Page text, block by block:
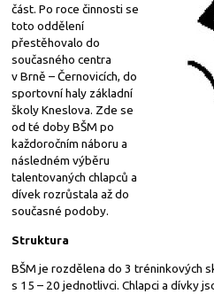
část. Po roce činnosti se
toto oddělení
přestěhovalo do
současného centra
v Brně – Černovicích, do
sportovní haly základní
školy Kneslova. Zde se
od té doby BŠM po
každoročním náboru a
následném výběru
talentovaných chlapců a
dívek rozrůstala až do
současné podoby.
Struktura
BŠM je rozdělena do 3 tréninkových
s 15 – 20 jednotlivci. Chlapci a dívky